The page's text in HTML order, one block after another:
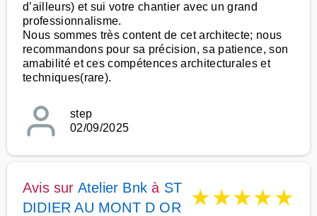
d’ailleurs) et sui votre chantier avec un grand
professionnalisme.
Nous sommes très content de cet architecte; nous
recommandons pour sa précision, sa patience, son
amabilité et ces compétences architecturales et
techniques(rare).
step
02/09/2025
Avis sur Atelier Bnk à ST
DIDIER AU MONT D OR
★★★★★